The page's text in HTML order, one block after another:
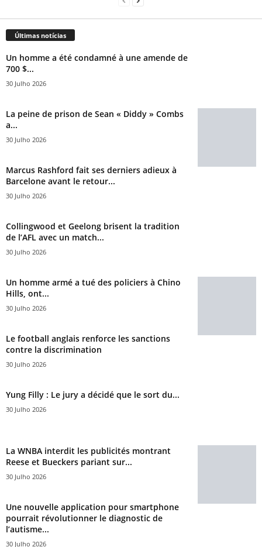
Últimas notícias
Un homme a été condamné à une amende de
700 $...
30 Julho 2026
La peine de prison de Sean « Diddy » Combs
a...
30 Julho 2026
Marcus Rashford fait ses derniers adieux à
Barcelone avant le retour...
30 Julho 2026
Collingwood et Geelong brisent la tradition
de l’AFL avec un match...
30 Julho 2026
Un homme armé a tué des policiers à Chino
Hills, ont...
30 Julho 2026
Le football anglais renforce les sanctions
contre la discrimination
30 Julho 2026
Yung Filly : Le jury a décidé que le sort du...
30 Julho 2026
La WNBA interdit les publicités montrant
Reese et Bueckers pariant sur...
30 Julho 2026
Une nouvelle application pour smartphone
pourrait révolutionner le diagnostic de
l’autisme...
30 Julho 2026